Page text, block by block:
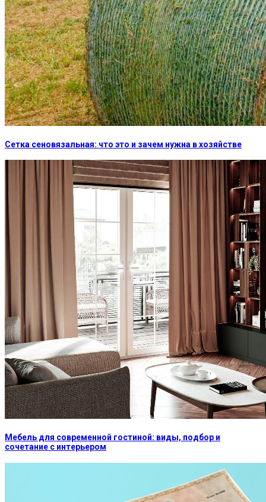
Сетка сеновязальная: что это и зачем нужна в хозяйстве
Мебель для современной гостиной: виды, подбор и
сочетание с интерьером